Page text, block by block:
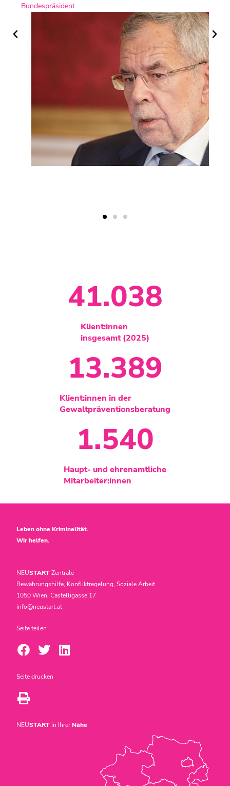
Bundespräsident
Klient:innen
insgesamt (2025)
41.930
Klient:innen in der
Gewaltpräventionsberatung
12.757
Haupt- und ehrenamtliche
Mitarbeiter:innen
1.574
Leben ohne Kriminalität.
Wir helfen.
NEUSTARTZentrale
Bewährungshilfe, Konfliktregelung, Soziale Arbeit
1050 Wien, Castelligasse 17
info@neustart.at
Seite teilen
Seite drucken
NEUSTARTin IhrerNähe